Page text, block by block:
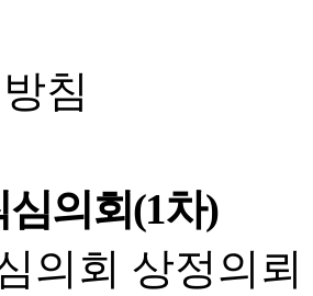
침
의회(1차)
의회 상정의